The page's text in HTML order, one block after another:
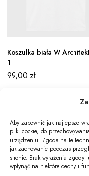
Aby zapewnić jak najlepsze
pliki cookie, do
urządzeniu. Zgoda na te
jak zachowanie podczas
stronie. Brak wyrażenia zgody
wpłynąć na niektóre cechy i
Koszulka biała W
1
99,00 zł
Newsletter
Informacje